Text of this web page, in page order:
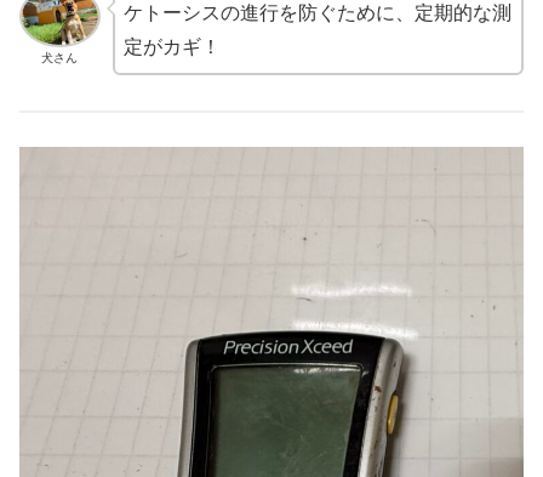
犬さん
ケトーシスの進行を防ぐために、定期的な測
定がカギ！